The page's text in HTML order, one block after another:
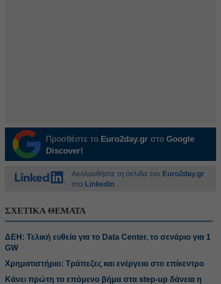
Προσθέστε το Euro2day.gr στο Google
Discover!
Ακολουθήστε τη σελίδα του Euro2day.gr
στο Linkedin
ΣΧΕΤΙΚΑ ΘΕΜΑΤΑ
ΔΕΗ: Τελική ευθεία για το Data Center, το σενάριο για 1
GW
Χρηματιστήριο: Τράπεζες και ενέργεια στο επίκεντρο
Κάνει πρώτη το επόμενο βήμα στα step-up δάνεια η